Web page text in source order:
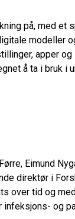
på, med et
modeller
apper
å ta i bruk i
Eimund
direktør i
over tid og
infeksjons- og